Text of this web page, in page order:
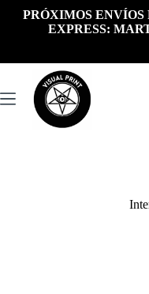
PRÓXIMOS ENVÍOS
EXPRESS: